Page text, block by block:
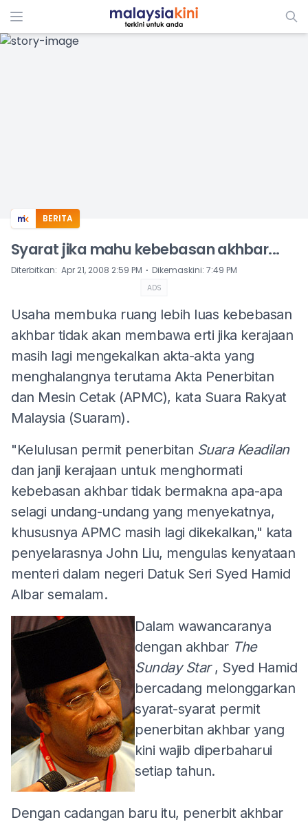
ADS
BERITA
Syarat jika mahu kebebasan akhbar...
Diterbitkan: Apr 21, 2008 2:59 PM ⋅ Dikemaskini: 7:49 PM
ADS
Usaha membuka ruang lebih luas kebebasan
akhbar tidak akan membawa erti jika kerajaan
masih lagi mengekalkan akta-akta yang
menghalangnya terutama Akta Penerbitan
dan Mesin Cetak (APMC), kata Suara Rakyat
Malaysia (Suaram).
"Kelulusan permit penerbitan Suara Keadilan
dan janji kerajaan untuk menghormati
kebebasan akhbar tidak bermakna apa-apa
selagi undang-undang yang menyekatnya,
khususnya APMC masih lagi dikekalkan," kata
penyelarasnya John Liu, mengulas kenyataan
menteri dalam negeri Datuk Seri Syed Hamid
Albar semalam.
Dalam wawancaranya
dengan akhbar The
Sunday Star , Syed Hamid
bercadang melonggarkan
syarat-syarat permit
penerbitan akhbar yang
kini wajib diperbaharui
setiap tahun.
Dengan cadangan baru itu, penerbit akhbar